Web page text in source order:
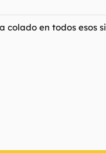
en todos esos